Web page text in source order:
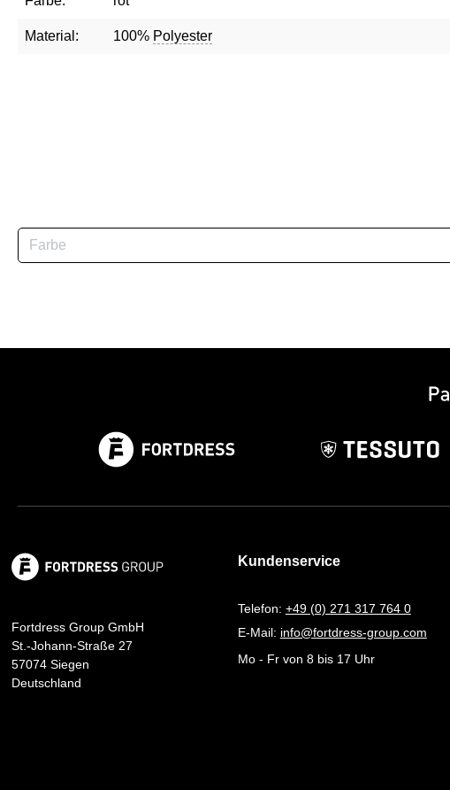
Material: 100% Polyester
Farbe
Fortdress Group GmbH
St.-Johann-Straße 27
57074 Siegen
Deutschland
Kundenservice
Telefon: +49 (0) 271 317 764 0
E-Mail: info@fortdress-group.com
Mo - Fr von 8 bis 17 Uhr